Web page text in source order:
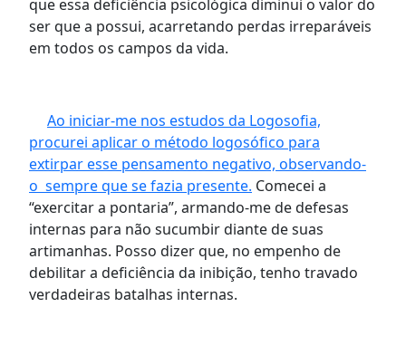
que essa deficiência psicológica diminui o valor do
ser que a possui, acarretando perdas irreparáveis
em todos os campos da vida.
Ao iniciar-me nos estudos da Logosofia,
procurei aplicar o método logosófico para
extirpar esse pensamento negativo, observando-
o sempre que se fazia presente. Comecei a
“exercitar a pontaria”, armando-me de defesas
internas para não sucumbir diante de suas
artimanhas. Posso dizer que, no empenho de
debilitar a deficiência da inibição, tenho travado
verdadeiras batalhas internas.